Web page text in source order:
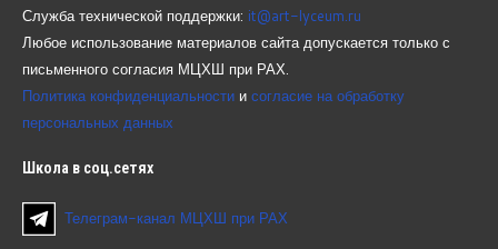
Служба технической поддержки: it@art-lyceum.ru
Любое использование материалов сайта допускается только с
письменного согласия МЦХШ при РАХ.
Политика конфиденциальности и согласие на обработку
персональных данных
Школа в соц.сетях
Телеграм-канал МЦХШ при РАХ